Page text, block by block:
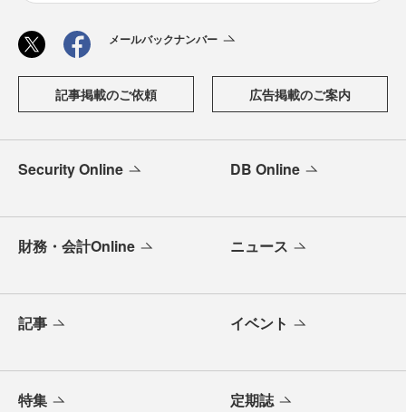
メールバックナンバー
記事掲載のご依頼 広告掲載のご案内
Security Online DB Online
財務・会計Online ニュース
記事 イベント
特集 定期誌